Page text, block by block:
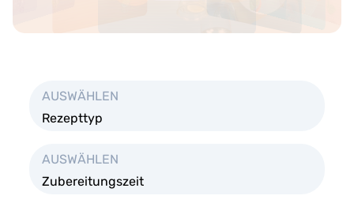
AUSWÄHLEN
Rezepttyp
AUSWÄHLEN
Zubereitungszeit